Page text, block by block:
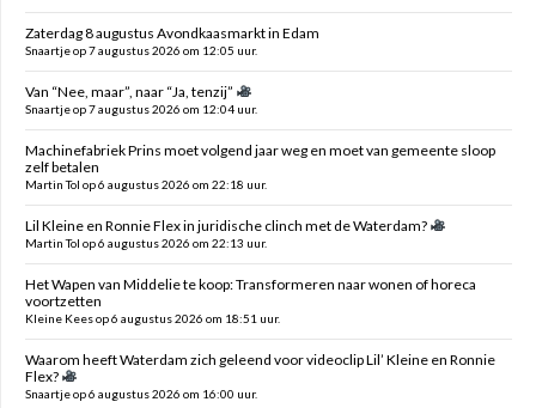
Zaterdag 8 augustus Avondkaasmarkt in Edam
Snaartje op 7 augustus 2026 om 12:05 uur.
Van “Nee, maar”, naar “Ja, tenzij”
Snaartje op 7 augustus 2026 om 12:04 uur.
Machinefabriek Prins moet volgend jaar weg en moet van gemeente sloop
zelf betalen
Martin Tol op 6 augustus 2026 om 22:18 uur.
Lil Kleine en Ronnie Flex in juridische clinch met de Waterdam?
Martin Tol op 6 augustus 2026 om 22:13 uur.
Het Wapen van Middelie te koop: Transformeren naar wonen of horeca
voortzetten
Kleine Kees op 6 augustus 2026 om 18:51 uur.
Waarom heeft Waterdam zich geleend voor videoclip Lil’ Kleine en Ronnie
Flex?
Snaartje op 6 augustus 2026 om 16:00 uur.